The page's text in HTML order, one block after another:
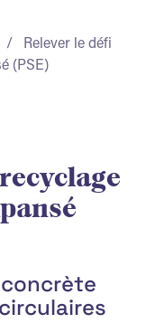
Relever le défi
(PSE)